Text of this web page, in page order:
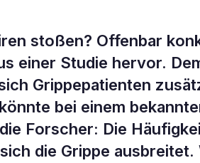
ist
stoßen? Offenbar
einer Studie hervor.
Grippepatienten
bei einem
Forscher: Die
die Grippe ausbreitet.